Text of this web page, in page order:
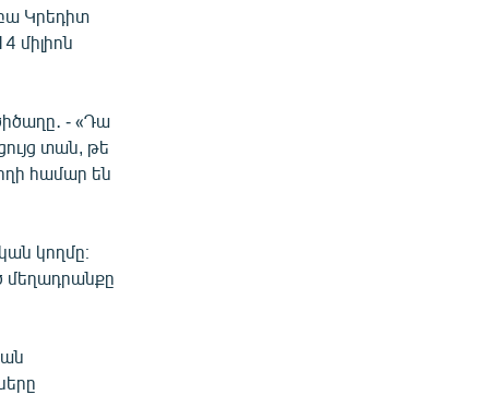
Կրեդիտ
միլիոն
- «Դա
տան, թե
համար են
կողմը։
մեղադրանքը